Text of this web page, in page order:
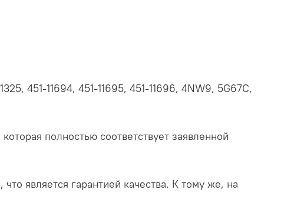
451-11694, 451-11695, 451-11696, 4NW9, 5G67C,
полностью соответствует заявленной
является гарантией качества. К тому же, на